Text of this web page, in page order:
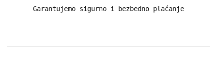
Garantujemo sigurno i bezbedno plaćanje